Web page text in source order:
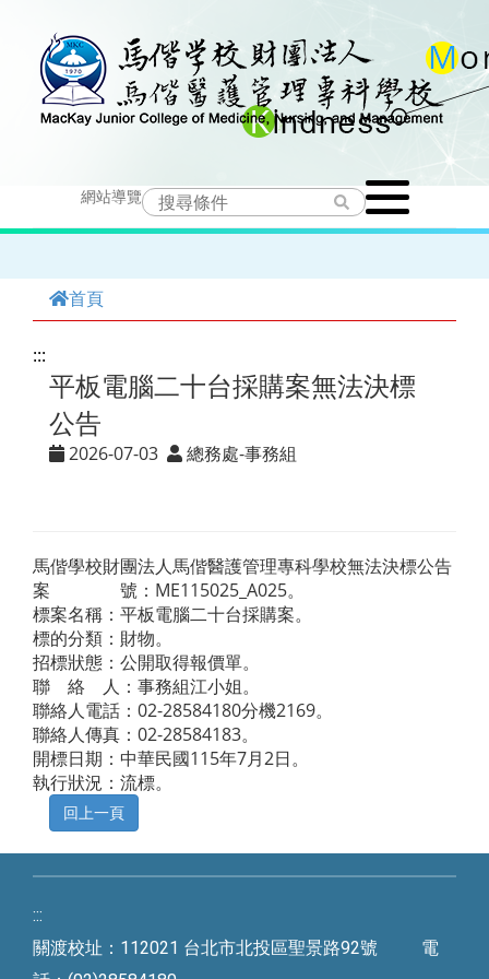
容
網站導覽
Toggle
navigation
首頁
:::
平板電腦二十台採購案無法決標
公告
2026-07-03 總務處-事務組
馬偕學校財團法人馬偕醫護管理專科學校無法決標公告
案 號：ME115025_A025。
標案名稱：平板電腦二十台採購案。
標的分類：財物。
招標狀態：公開取得報價單。
聯 絡 人：事務組江小姐。
聯絡人電話：02-28584180分機2169。
聯絡人傳真：02-28584183。
開標日期：中華民國115年7月2日。
執行狀況：流標。
:::
關渡校址：112021 台北市北投區聖景路92號 電